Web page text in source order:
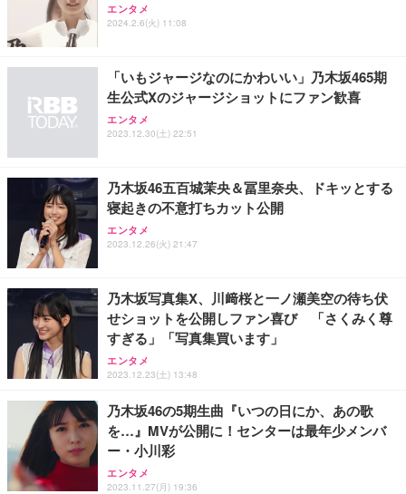
エンタメ
2024.2.6(火) 11:08
「いもジャージなのにかわいい」乃木坂465期
生公式Xのジャージショットにファン歓喜
エンタメ
2023.12.30(土) 22:51
乃木坂46五百城茉央＆冨里奈央、ドキッとする
寝起きの不意打ちカット公開
エンタメ
2023.12.26(火) 21:47
乃木坂写真集X、川﨑桜と一ノ瀬美空の待ち伏
せショットを公開しファン喜び 「さくみく尊
すぎる」「写真集買います」
エンタメ
2023.12.23(土) 13:48
乃木坂46の5期生曲『いつの日にか、あの歌
を…』MVが公開に！センターは最年少メンバ
ー・小川彩
エンタメ
2023.11.27(月) 19:36